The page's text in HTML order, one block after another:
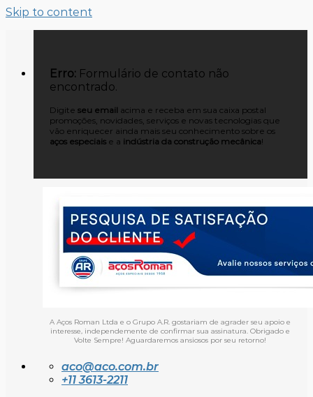
Skip to content
Erro: Formulário de contato não
encontrado.
Digite seu email acima e receba em sua caixa postal
promoções, novidades, serviços e novas tecnologias que
vão enriquecer ainda mais seu conhecimento sobre os
aços especiais e a indústria da construção mecânica!
A Aços Roman Ltda e o Grupo A.R. gostariam de agrader seu apoio e
interesse, independemente de confirmar sua assinatura. Obrigado e
Volte Sempre! Aguardaremos ansiosos por seu retorno!
aco@aco.com.br
+11 3613-2211